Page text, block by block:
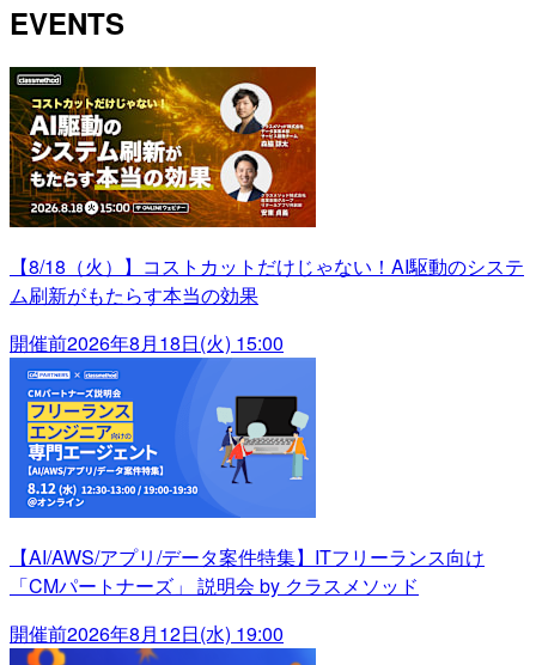
EVENTS
【8/18（火）】コストカットだけじゃない！AI駆動のシステ
ム刷新がもたらす本当の効果
開催前2026年8月18日(火) 15:00
【AI/AWS/アプリ/データ案件特集】ITフリーランス向け
「CMパートナーズ」 説明会 by クラスメソッド
開催前2026年8月12日(水) 19:00